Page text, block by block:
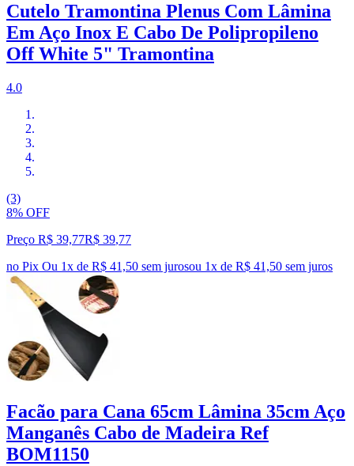
Cutelo Tramontina Plenus Com Lâmina
Em Aço Inox E Cabo De Polipropileno
Off White 5" Tramontina
4.0
(3)
8% OFF
Preço R$ 39,77R$ 39,77
no Pix Ou 1x de R$ 41,50 sem jurosou 1x de R$ 41,50 sem juros
Facão para Cana 65cm Lâmina 35cm Aço
Manganês Cabo de Madeira Ref
BOM1150